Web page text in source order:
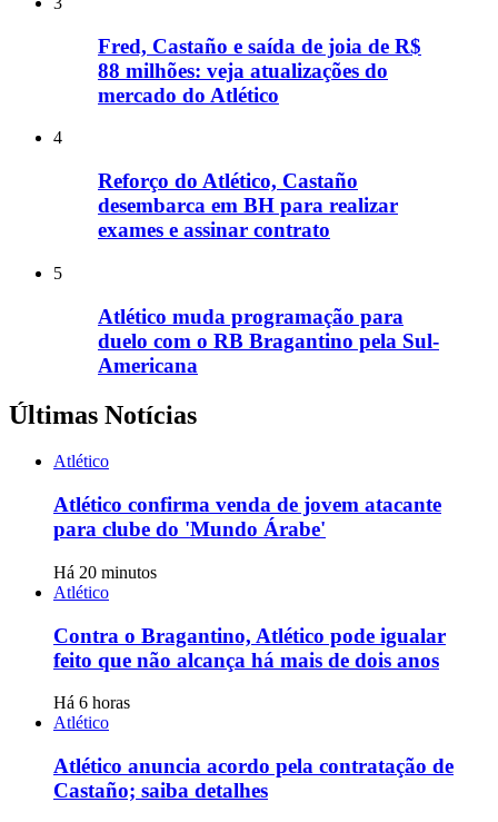
Fred, Castaño e saída de joia de R$
88 milhões: veja atualizações do
mercado do Atlético
4
Reforço do Atlético, Castaño
desembarca em BH para realizar
exames e assinar contrato
5
Atlético muda programação para
duelo com o RB Bragantino pela Sul-
Americana
Últimas Notícias
Atlético
Atlético confirma venda de jovem atacante
para clube do 'Mundo Árabe'
Há 20 minutos
Atlético
Contra o Bragantino, Atlético pode igualar
feito que não alcança há mais de dois anos
Há 6 horas
Atlético
Atlético anuncia acordo pela contratação de
Castaño; saiba detalhes